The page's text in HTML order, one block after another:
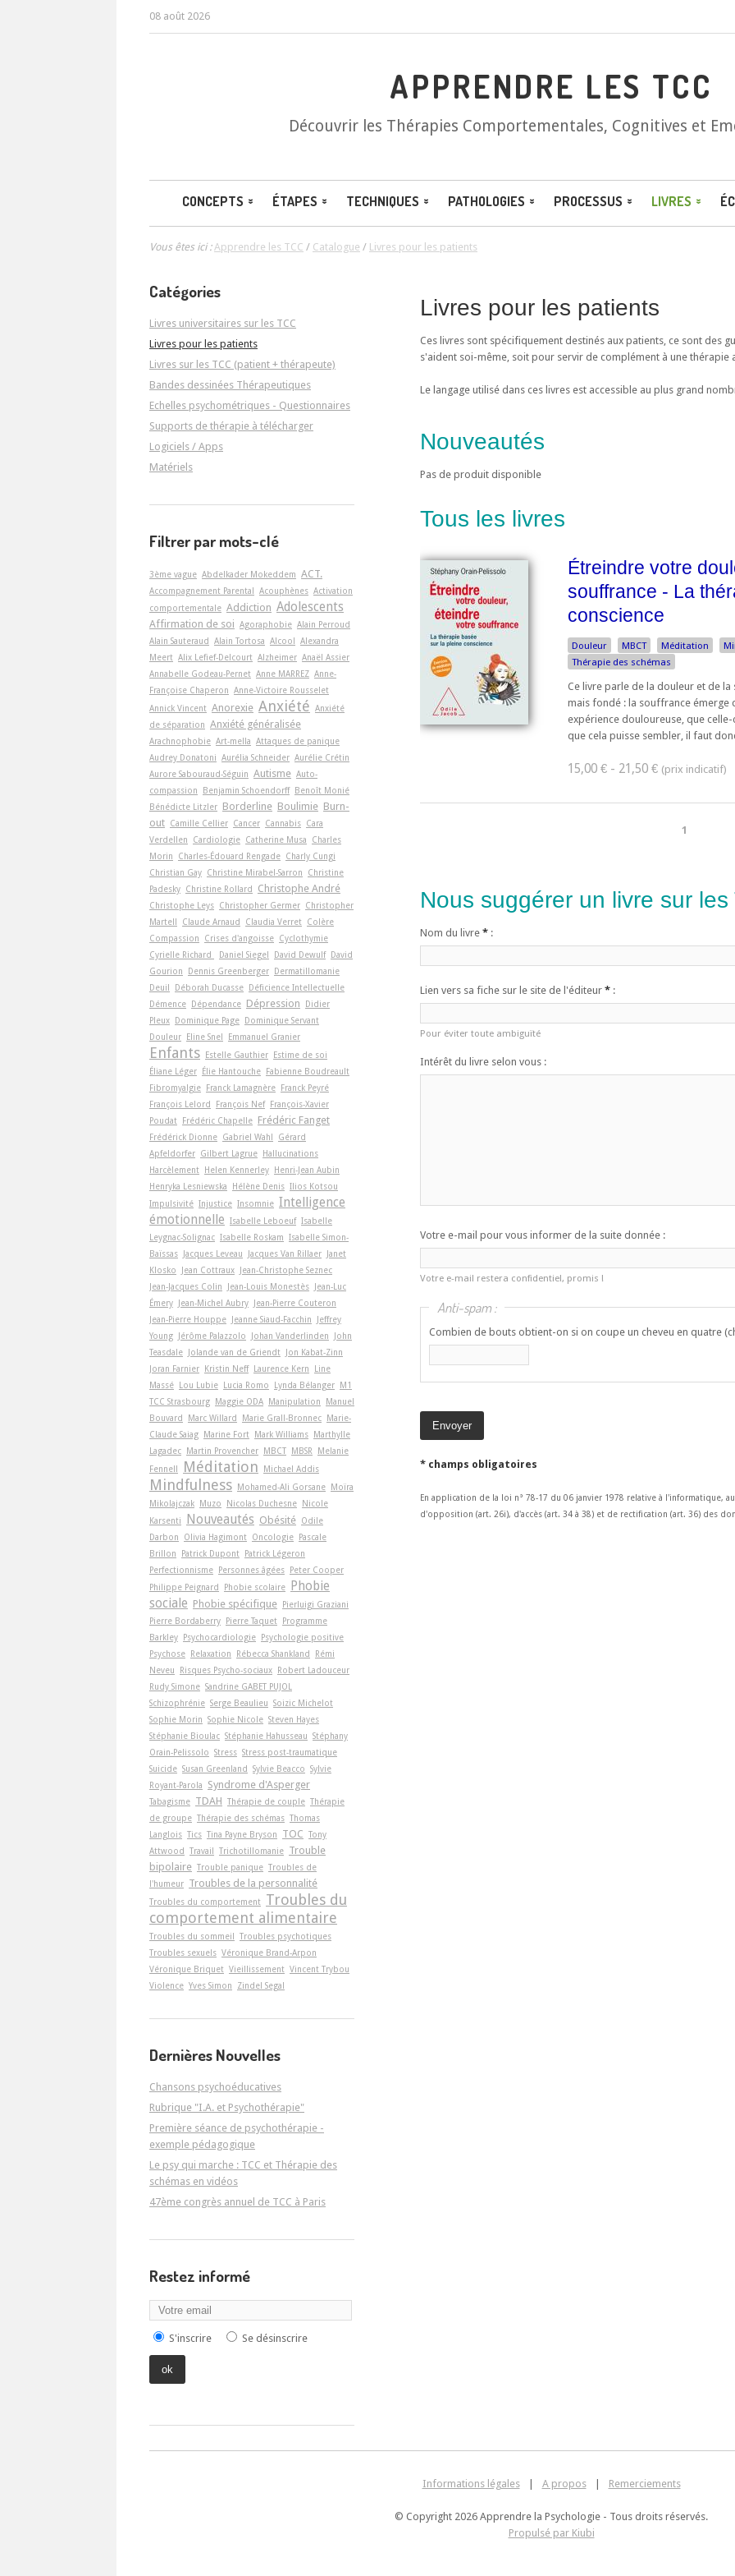
08 août 2026
APPRENDRE LES TCC
Découvrir les Thérapies Comportementales, Cognitives et
CONCEPTS ÉTAPES TECHNIQUES PATHOLOGIES PROCESSUS LIVRES
Vous êtes ici :Apprendre les TCC / Catalogue / Livres pour les patients
Livres pour les patients
Ces livres sont spécifiquement destinés aux patients, ce sont des
s'aident soi-même, soit pour servir de complément à une thérapie
Le langage utilisé dans ces livres est accessible au plus grand
Nouveautés
Pas de produit disponible
Tous les livres
Étreindre votre
souffrance - La
conscience
Douleur MBCT Méditation
Thérapie des schémas
Ce livre parle de la douleur et de
mais fondé : la souffrance émerge
expérience douloureuse, que
que cela puisse sembler, il faut
15,00 € - 21,50 €
1
Nous suggérer un livre sur
Nom du livre * :
Lien vers sa fiche sur le site de l'éditeur * :
Pour éviter toute ambiguïté
Intérêt du livre selon vous :
Votre e-mail pour vous informer de la suite donnée :
Votre e-mail restera confidentiel, promis !
Anti-spam :
Combien de bouts obtient-on si on coupe un cheveu en quatre
* champs obligatoires
En application de la loi n° 78-17 du 06 janvier 1978 relative à l'informatique,
d'opposition (art. 26i), d'accès (art. 34 à 38) et de rectification (art. 36) des
Catégories
Livres universitaires sur les TCC
Livres pour les patients
Livres sur les TCC (patient + thérapeute)
Bandes dessinées Thérapeutiques
Echelles psychométriques - Questionnaires
Supports de thérapie à télécharger
Logiciels / Apps
Matériels
Filtrer par mots-clé
3ème vague Abdelkader Mokeddem ACT.
Accompagnement Parental Acouphènes Activation
comportementale Addiction Adolescents
Affirmation de soi Agoraphobie Alain Perroud
Alain Sauteraud Alain Tortosa Alcool Alexandra
Meert Alix Lefief-Delcourt Alzheimer Anaël Assier
Annabelle Godeau-Pernet Anne MARREZ Anne-
Françoise Chaperon Anne-Victoire Rousselet
Annick Vincent Anorexie Anxiété Anxiété
de séparation Anxiété généralisée
Arachnophobie Art-­mella Attaques de panique
Audrey Donatoni Aurélia Schneider Aurélie Crétin
Aurore Sabouraud-Séguin Autisme Auto-
compassion
Benjamin Schoendorff Benoît Monié
Bénédicte Litzler Borderline Boulimie Burn-
out Camille Cellier Cancer Cannabis Cara
Verdellen
Cardiologie Catherine Musa
Charles
Morin
Charles-Édouard Rengade Charly Cungi
Christian Gay Christine Mirabel-Sarron
Christine
Padesky Christine Rollard Christophe André
Christophe Leys Christopher Germer Christopher
Martell
Claude Arnaud Claudia Verret Colère
Compassion
Crises d'angoisse Cyclothymie
Cyrielle Richard
Daniel Siegel David Dewulf David
Gourion
Dennis Greenberger Dermatillomanie
Deuil
Déborah Ducasse Déficience Intellectuelle
Démence Dépendance Dépression
Didier
Pleux Dominique Page Dominique Servant
Douleur Eline Snel Emmanuel Granier
Enfants Estelle Gauthier Estime de soi
Éliane Léger Élie Hantouche Fabienne Boudreault
Fibromyalgie Franck Lamagnère Franck Peyré
François Lelord
François Nef François-Xavier
Poudat Frédéric Chapelle Frédéric Fanget
Frédérick Dionne Gabriel Wahl
Gérard
Apfeldorfer Gilbert Lagrue Hallucinations
Harcèlement Helen Kennerley Henri-Jean Aubin
Henryka Lesniewska
Hélène Denis Ilios Kotsou
Impulsivité Injustice Insomnie Intelligence
émotionnelle Isabelle Leboeuf Isabelle
Leygnac-Solignac Isabelle Roskam Isabelle Simon-
Baïssas Jacques Leveau Jacques Van Rillaer Janet
Klosko
Jean Cottraux Jean-Christophe Seznec
Jean-Jacques Colin
Jean-Louis Monestès Jean-Luc
Émery Jean-Michel Aubry Jean-Pierre Couteron
Jean-Pierre Houppe Jeanne Siaud-Facchin
Jeffrey
Young Jérôme Palazzolo Johan Vanderlinden
John
Teasdale Jolande van de Griendt Jon Kabat-Zinn
Joran Farnier Kristin Neff Laurence Kern
Line
Massé Lou Lubie Lucia Romo Lynda Bélanger M1
TCC Strasbourg Maggie ODA Manipulation
Manuel
Bouvard
Marc Willard Marie Grall-Bronnec Marie-
Claude Saiag Marine Fort Mark Williams Marthylle
Lagadec Martin Provencher MBCT MBSR
Melanie
Fennell
Méditation Michael Addis
Mindfulness Mohamed-Ali Gorsane Moïra
Mikolajczak Muzo Nicolas Duchesne Nicole
Karsenti
Nouveautés Obésité Odile
Darbon
Olivia Hagimont Oncologie Pascale
Brillon
Patrick Dupont Patrick Légeron
Perfectionnisme Personnes âgées Peter Cooper
Philippe Peignard
Phobie scolaire
Phobie
sociale Phobie spécifique Pierluigi Graziani
Pierre Bordaberry Pierre Taquet Programme
Barkley Psychocardiologie Psychologie positive
Psychose Relaxation Rébecca Shankland
Rémi
Neveu
Risques Psycho-sociaux Robert Ladouceur
Rudy Simone Sandrine GABET PUJOL
Schizophrénie Serge Beaulieu Soizic Michelot
Sophie Morin Sophie Nicole Steven Hayes
Stéphanie Bioulac Stéphanie Hahusseau Stéphany
Orain-Pelissolo Stress Stress post-traumatique
Suicide Susan Greenland Sylvie Beacco Sylvie
Royant-Parola
Syndrome d'Asperger
Tabagisme TDAH Thérapie de couple Thérapie
de groupe Thérapie des schémas Thomas
Langlois Tics Tina Payne Bryson TOC Tony
Attwood Travail Trichotillomanie Trouble
bipolaire Trouble panique Troubles de
l'humeur Troubles de la personnalité
Troubles du comportement Troubles du
comportement alimentaire
Troubles du sommeil Troubles psychotiques
Troubles sexuels Véronique Brand-Arpon
Véronique Briquet Vieillissement Vincent Trybou
Violence Yves Simon Zindel Segal
Dernières Nouvelles
Chansons psychoéducatives
Rubrique "I.A. et Psychothérapie"
Première séance de psychothérapie -
exemple pédagogique
Le psy qui marche : TCC et Thérapie des
schémas en vidéos
47ème congrès annuel de TCC à Paris
Restez informé
S'inscrire Se désinscrire
Informations légales A propos Remerciements
© Copyright 2026 Apprendre la Psychologie - Tous droits réservés.
Propulsé par Kiubi